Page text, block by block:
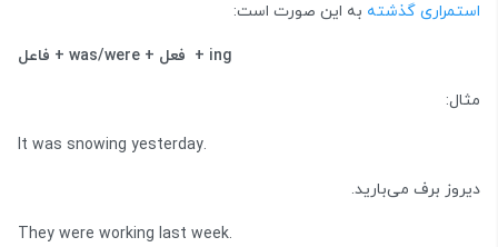
استمراری گذشته به این صورت است:
فاعل + was/were + فعل + ing
مثال:
It was snowing yesterday.
دیروز برف می‌بارید.
They were working last week.